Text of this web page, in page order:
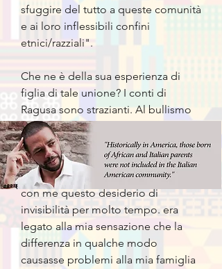
sfuggire del tutto a queste comunità
e ai loro inflessibili confini
etnici/razziali".
Che ne è della sua esperienza di
figlia di tale unione? I conti di
Ragusa sono strazianti. Al bullismo
dei compagni di scuola dice: “A
nove anni non sapevo cosa dire o
fare se non stare zitta e non attirare
l'attenzione su di me. Ho portato
con me questo desiderio di
invisibilità per molto tempo. era
legato alla mia sensazione che la
differenza in qualche modo
causasse problemi alla mia famiglia